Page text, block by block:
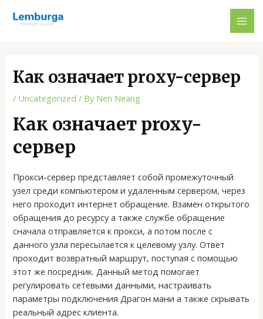
Как означает proxy-сервер
/ Uncategorized / By Nen Neang
Как означает proxy-
сервер
Прокси-сервер представляет собой промежуточный
узел среди компьютером и удаленным сервером, через
него проходит интернет обращение. Взамен открытого
обращения до ресурсу а также службе обращение
сначала отправляется к прокси, а потом после с
данного узла пересылается к целевому узлу. Ответ
проходит возвратный маршрут, поступая с помощью
этот же посредник. Данный метод помогает
регулировать сетевыми данными, настраивать
параметры подключения Драгон мани а также скрывать
реальный адрес клиента.
navigation